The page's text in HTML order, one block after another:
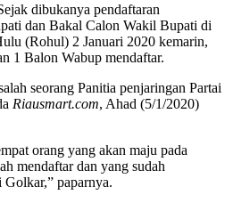
dibukanya pendaftaran
dan Bakal Calon Wakil Bupati di
(Rohul) 2 Januari 2020 kemarin,
1 Balon Wabup mendaftar.
seorang Panitia penjaringan Partai
Riausmart.com, Ahad (5/1/2020)
orang yang akan maju pada
mendaftar dan yang sudah
paparnya.